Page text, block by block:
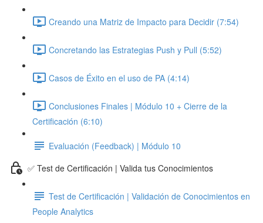
Creando una Matriz de Impacto para Decidir (7:54)
Concretando las Estrategias Push y Pull (5:52)
Casos de Éxito en el uso de PA (4:14)
Conclusiones Finales | Módulo 10 + Cierre de la
Certificación (6:10)
Evaluación (Feedback) | Módulo 10
✅ Test de Certificación | Valida tus Conocimientos
Test de Certificación | Validación de Conocimientos en
People Analytics